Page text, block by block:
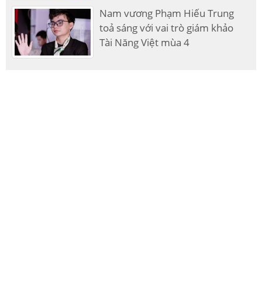
Nam vương Phạm Hiếu Trung
toả sáng với vai trò giám khảo
Tài Năng Việt mùa 4